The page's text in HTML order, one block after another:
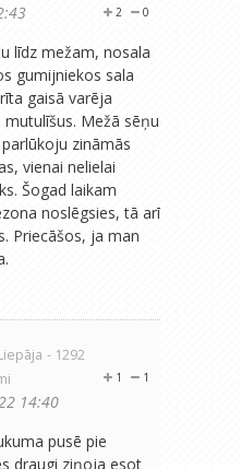
0
2
līdz mežam, nosala
gumijniekos sala
gaisā varēja
mutulīšus. Mežā sēņu
zināmās
vienai nelielai
Šogad laikam
noslēgsies, tā arī
Priecāšos, ja man
- 1292
1
1
14:40
pusē pie
draugi ziņoja esot